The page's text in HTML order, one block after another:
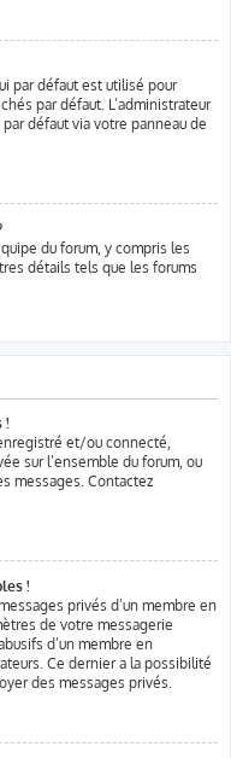
par défaut est utilisé pour
par défaut. L’administrateur
défaut via votre panneau de
du forum, y compris les
détails tels que les forums
!
et/ou connecté,
sur l’ensemble du forum, ou
messages. Contactez
!
privés d’un membre en
de votre messagerie
d’un membre en
Ce dernier a la possibilité
des messages privés.